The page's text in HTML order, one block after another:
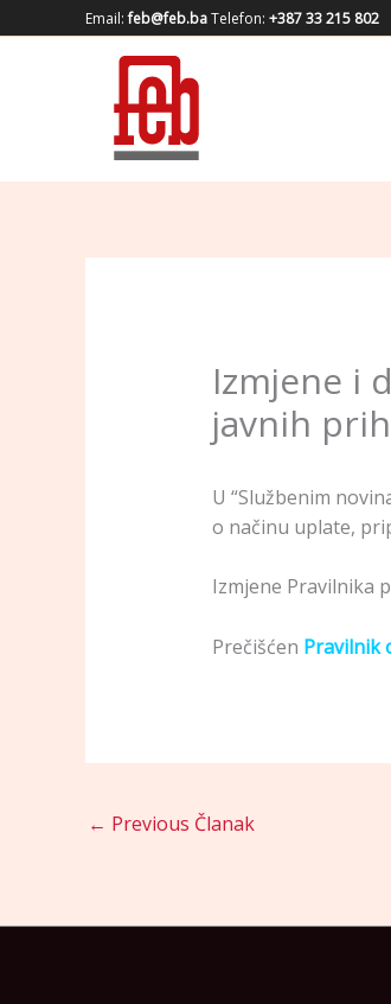
to
Email:feb@feb.baTelefon: +387 33 215 802
Izmjene i
javnih
U “Službenim
o načinu uplate,
Izmjene Pravilnika
Prečišćen Pravilnik
← Previous Članak